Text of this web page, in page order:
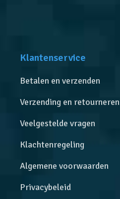
Klantenservice
Betalen en verzenden
Verzending en retourneren
Veelgestelde vragen
Klachtenregeling
Algemene voorwaarden
Privacybeleid